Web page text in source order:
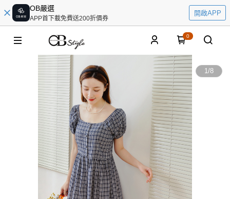
OB嚴選
APP首下載免費送200折價券
開啟APP
0
1/8